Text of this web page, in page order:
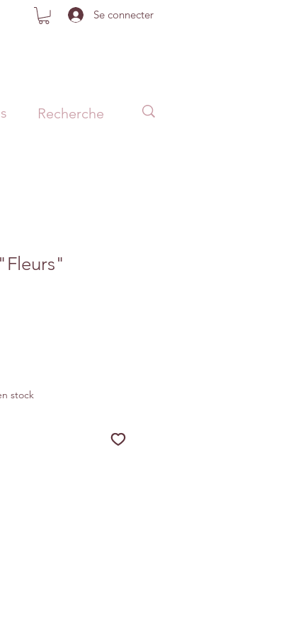
Se connecter
stock